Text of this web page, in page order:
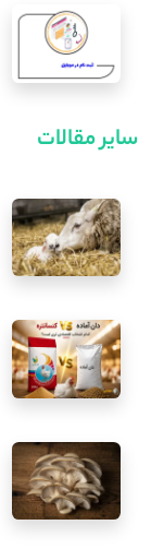
سایر مقالات